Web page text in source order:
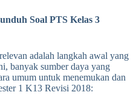
Soal PTS Kelas 3
adalah langkah awal yang
banyak sumber daya yang
umum untuk menemukan dan
1 K13 Revisi 2018: